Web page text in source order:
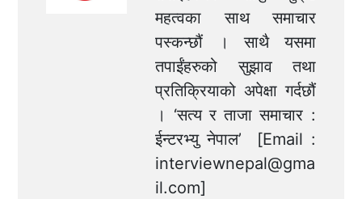
महत्वका साथ समाचार
पस्कन्छौं । साथै यसमा
तपाईंहरुको सुझाव तथा
प्रतिक्रियाको अपेक्षा गर्दछौं
। ‘सत्य र ताजा समाचार :
ईन्टरभ्यु नेपाल’ [Email :
interviewnepal@gma
il.com]